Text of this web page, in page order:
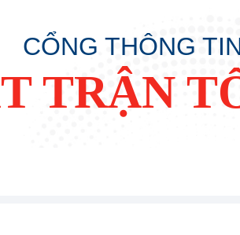
CỔNG THÔNG
TRẬN